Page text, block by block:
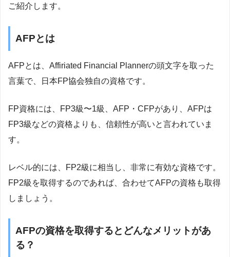
ご紹介します。
AFPとは
AFPとは、Affiriated Financial Plannerの頭文字を取った
言葉で、日本FP協会独自の資格です。
FP資格には、FP3級〜1級、AFP・CFPがあり、AFPは
FP3級などの資格よりも、信頼性が高いと言われていま
す。
レベル的には、FP2級に相当し、非常に有効な資格です。
FP2級を取得するのであれば、合わせてAFPの資格も取得
しましょう。
AFPの資格を取得するとどんなメリットがあ
る？